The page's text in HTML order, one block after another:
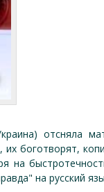
отсняла
боготворят,
на
на русский